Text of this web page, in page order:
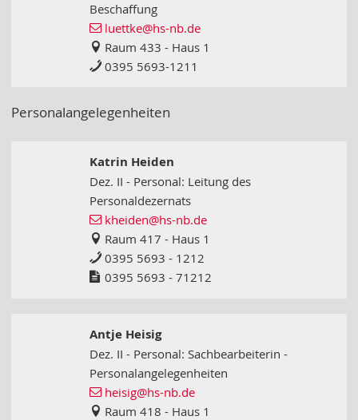
Beschaffung
luettke@hs-nb.de
Raum 433 - Haus 1
0395 5693-1211
Personalangelegenheiten
Katrin Heiden
Dez. II - Personal: Leitung des
Personaldezernats
kheiden@hs-nb.de
Raum 417 - Haus 1
0395 5693 - 1212
0395 5693 - 71212
Antje Heisig
Dez. II - Personal: Sachbearbeiterin -
Personalangelegenheiten
heisig@hs-nb.de
Raum 418 - Haus 1